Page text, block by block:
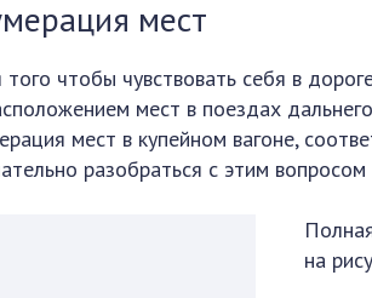
мест
того чтобы чувствовать себя в
мест в поездах
мест в купейном вагоне,
разобраться с этим
на